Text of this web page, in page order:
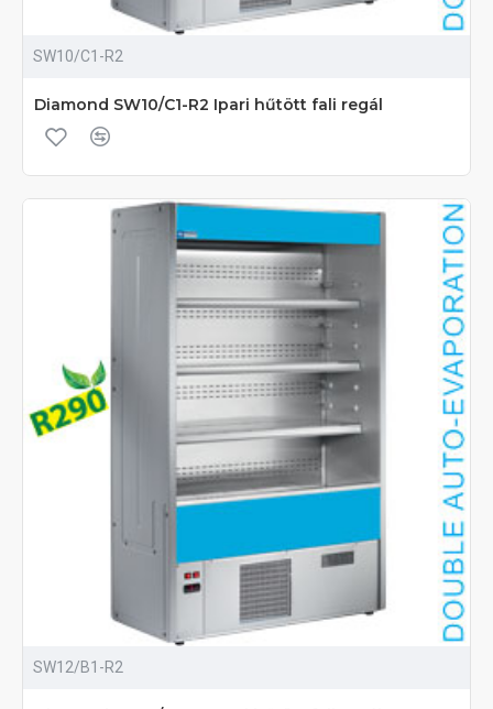
SW10/C1-R2
Diamond SW10/C1-R2 Ipari hűtött fali regál
SW12/B1-R2